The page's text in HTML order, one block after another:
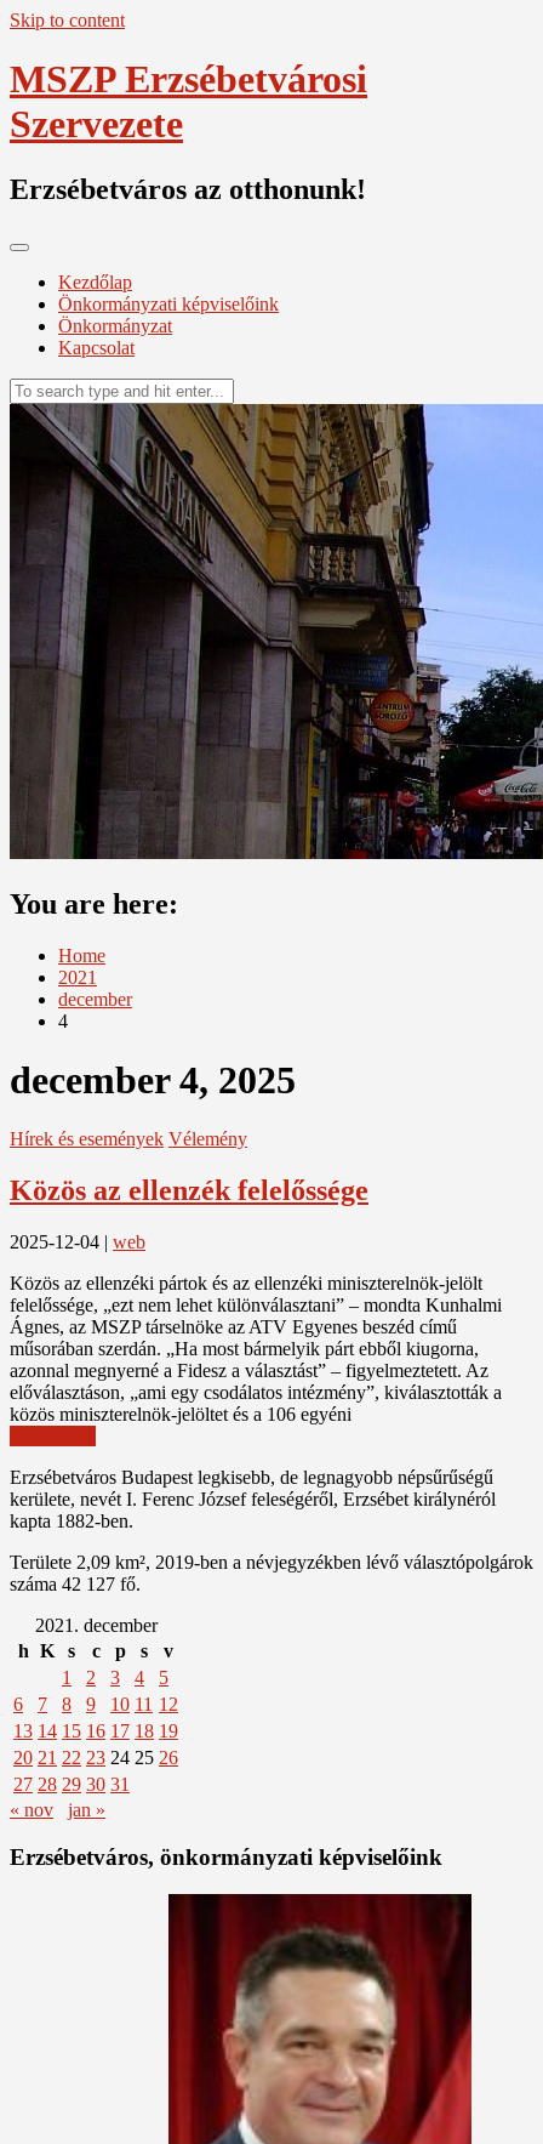
Skip to content
MSZP Erzsébetvárosi
Szervezete
Erzsébetváros az otthonunk!
Kezdőlap
Önkormányzati képviselőink
Önkormányzat
Kapcsolat
You are here:
Home
2021
december
4
december 4, 2025
Hírek és események Vélemény
Közös az ellenzék felelőssége
2025-12-04 | web
Közös az ellenzéki pártok és az ellenzéki miniszterelnök-jelölt
felelőssége, „ezt nem lehet különválasztani” – mondta Kunhalmi
Ágnes, az MSZP társelnöke az ATV Egyenes beszéd című
műsorában szerdán. „Ha most bármelyik párt ebből kiugorna,
azonnal megnyerné a Fidesz a választást” – figyelmeztetett. Az
előválasztáson, „ami egy csodálatos intézmény”, kiválasztották a
közös miniszterelnök-jelöltet és a 106 egyéni
Erzsébetváros Budapest legkisebb, de legnagyobb népsűrűségű
kerülete, nevét I. Ferenc József feleségéről, Erzsébet királynéról
kapta 1882-ben.
Területe 2,09 km², 2019-ben a névjegyzékben lévő választópolgárok
száma 42 127 fő.
2021. december
h K s c p s
v
1
2 3 4
5
6
7 8 9 10 11 12
13 14 15 16 17 18 19
20 21 22 23 24 25 26
27 28 29 30 31
« nov
jan »
Erzsébetváros, önkormányzati képviselőink